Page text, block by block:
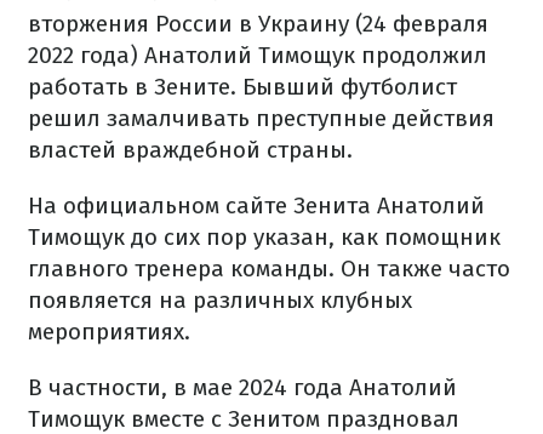
вторжения России в Украину (24 февраля
2022 года) Анатолий Тимощук продолжил
работать в Зените. Бывший футболист
решил замалчивать преступные действия
властей враждебной страны.
На официальном сайте Зенита Анатолий
Тимощук до сих пор указан, как помощник
главного тренера команды. Он также часто
появляется на различных клубных
мероприятиях.
В частности, в мае 2024 года Анатолий
Тимощук вместе с Зенитом праздновал